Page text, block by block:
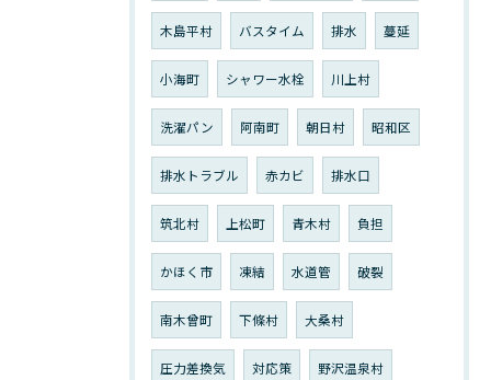
木島平村 バスタイム 排水 蔓延
小海町 シャワー水栓 川上村
洗濯パン 阿南町 朝日村 昭和区
排水トラブル 赤カビ 排水口
筑北村 上松町 青木村 負担
かほく市 凍結 水道管 破裂
南木曾町 下條村 大桑村
圧力差換気 対応策 野沢温泉村